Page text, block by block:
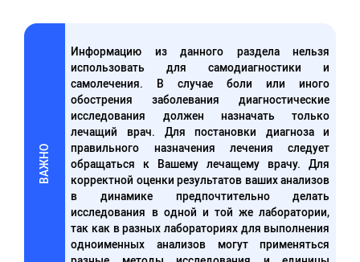
ВАЖНО
Информацию из данного раздела нельзя
использовать для самодиагностики и
самолечения. В случае боли или иного
обострения заболевания диагностические
исследования должен назначать только
лечащий врач. Для постановки диагноза и
правильного назначения лечения следует
обращаться к Вашему лечащему врачу. Для
корректной оценки результатов ваших анализов
в динамике предпочтительно делать
исследования в одной и той же лаборатории,
так как в разных лабораториях для выполнения
одноименных анализов могут применяться